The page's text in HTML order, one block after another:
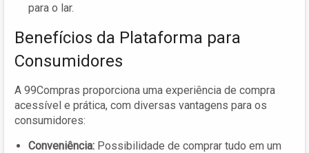
para o lar.
Benefícios da Plataforma para
Consumidores
A 99Compras proporciona uma experiência de compra
acessível e prática, com diversas vantagens para os
consumidores:
Conveniência: Possibilidade de comprar tudo em um